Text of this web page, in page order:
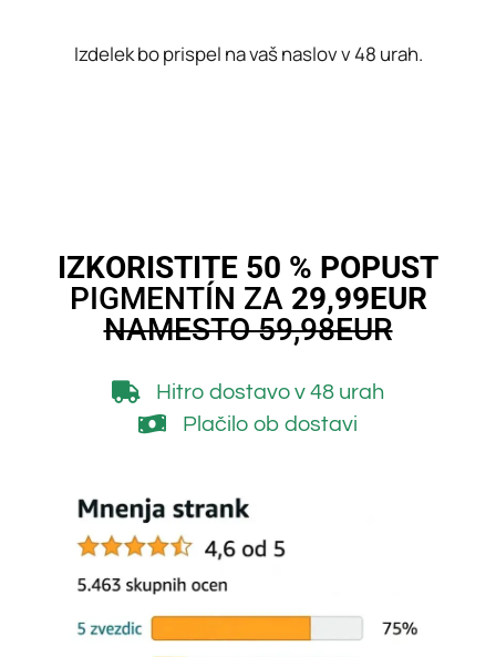
Izdelek bo prispel na vaš naslov v 48 urah.
IZKORISTITE 50 % POPUST
PIGMENTÍN ZA 29,99EUR
NAMESTO 59,98EUR
Hitro dostavo v 48 urah
Plačilo ob dostavi